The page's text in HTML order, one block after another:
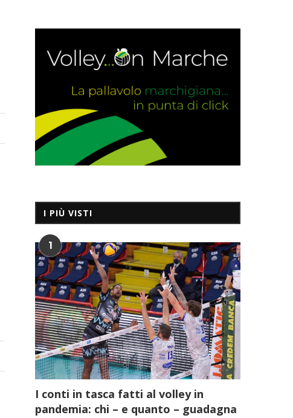
I PIÙ VISTI
1
I conti in tasca fatti al volley in
pandemia: chi – e quanto – guadagna